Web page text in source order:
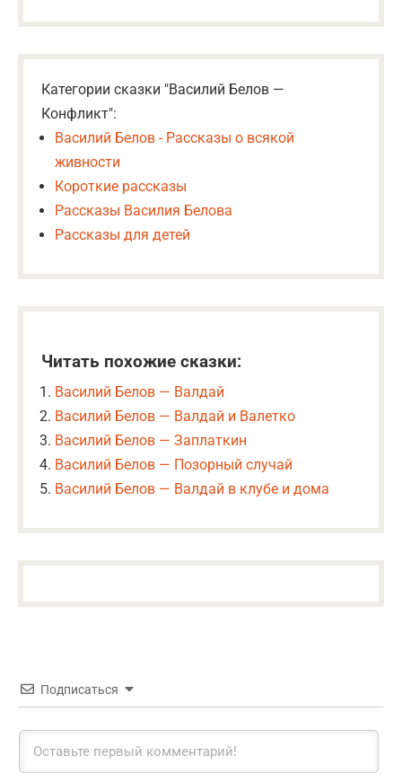
Категории сказки "Василий Белов —
Конфликт":
Василий Белов - Рассказы о всякой
живности
Короткие рассказы
Рассказы Василия Белова
Рассказы для детей
Читать похожие сказки:
Василий Белов — Валдай
Василий Белов — Валдай и Валетко
Василий Белов — Заплаткин
Василий Белов — Позорный случай
Василий Белов — Валдай в клубе и дома
Подписаться